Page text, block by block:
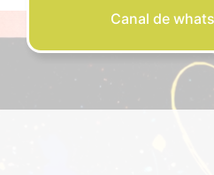
Canal de